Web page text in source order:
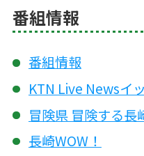
番組情報
番組情報
KTN Live Newsイ
冒険県 冒険する長
長崎WOW！